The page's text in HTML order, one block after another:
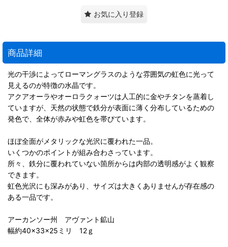
お気に入り登録
商品詳細
光の干渉によってローマングラスのような雰囲気の虹色に光って
見えるのが特徴の水晶です。
アクアオーラやオーロラクォーツは人工的に金やチタンを蒸着し
ていますが、天然の状態で鉄分が表面に薄く分布しているための
発色で、全体が赤みや虹色を帯びています。
ほぼ全面がメタリックな光沢に覆われた一品。
いくつかのポイントが組み合わさっています。
所々、鉄分に覆われていない箇所からは内部の透明感がよく観察
できます。
虹色光沢にも深みがあり、サイズは大きくありませんが存在感の
ある一品です。
アーカンソー州 アヴァント鉱山
幅約40×33×25ミリ 12ｇ